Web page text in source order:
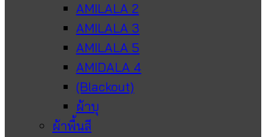
AMILALA 2
AMILALA 3
AMILALA 5
AMIDALA 4
(Blackout)
ผ้าบุ
ผ้าพื้นสี